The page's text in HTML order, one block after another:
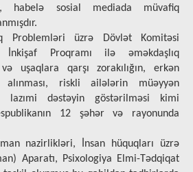
habelə sosial mediada müvafiq
Problemləri üzrə Dövlət Komitəsi
İnkişaf Proqramı ilə əməkdaşlıq
uşaqlara qarşı zorakılığın, erkən
alınması, riskli ailələrin müəyyən
lazımi dəstəyin göstərilməsi kimi
12 şəhər və rayonunda
nazirlikləri, İnsan hüquqları üzrə
Aparatı, Psixologiya Elmi-Tədqiqat